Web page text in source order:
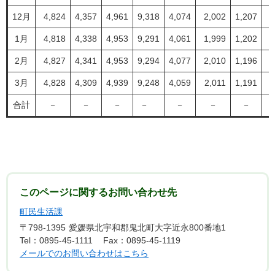
12月 4,824 4,357 4,961 9,318 4,074 2,002 1,207
1月 4,818 4,338 4,953 9,291 4,061 1,999 1,202
2月 4,827 4,341 4,953 9,294 4,077 2,010 1,196
3月 4,828 4,309 4,939 9,248 4,059 2,011 1,191
合計 － － － － － － －
このページに関するお問い合わせ先
町民生活課
〒798-1395 愛媛県北宇和郡鬼北町大字近永800番地1
Tel：0895-45-1111
Fax：0895-45-1119
メールでのお問い合わせはこちら